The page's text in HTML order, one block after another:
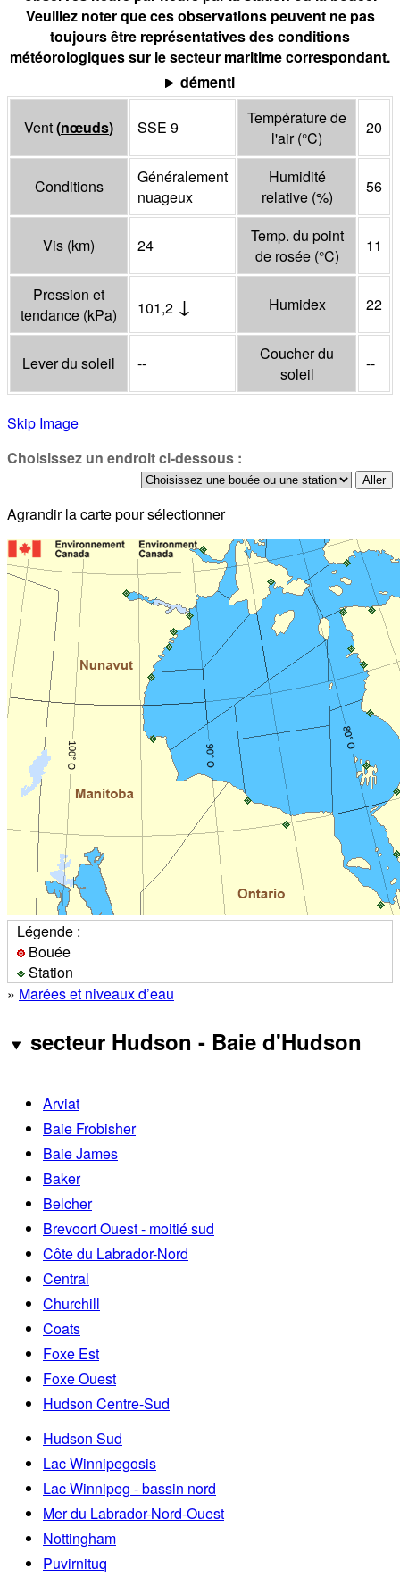
Veuillez noter que ces observations peuvent ne pas
toujours être représentatives des conditions
météorologiques sur le secteur maritime correspondant.
démenti
Vent(nœuds) SSE 9
Température de
l'air(°C)
20
Conditions
Généralement
nuageux
Humidité
relative (%)
56
Vis (km) 24
Temp. du point
de rosée (°C)
11
Pression et
tendance (kPa) 101,2 ↓ Humidex 22
Lever du soleil --
Coucher du
soleil
--
Skip Image
Choisissez un endroit ci-dessous :
Agrandir la carte pour sélectionner
Légende :
Bouée
Station
» Marées et niveaux d’eau
secteur Hudson - Baie d'Hudson
Arviat
Baie Frobisher
Baie James
Baker
Belcher
Brevoort Ouest - moitié sud
Côte du Labrador-Nord
Central
Churchill
Coats
Foxe Est
Foxe Ouest
Hudson Centre-Sud
Hudson Sud
Lac Winnipegosis
Lac Winnipeg - bassin nord
Mer du Labrador-Nord-Ouest
Nottingham
Puvirnituq